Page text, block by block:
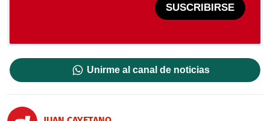
SUSCRIBIRSE
Unirme al canal de noticias